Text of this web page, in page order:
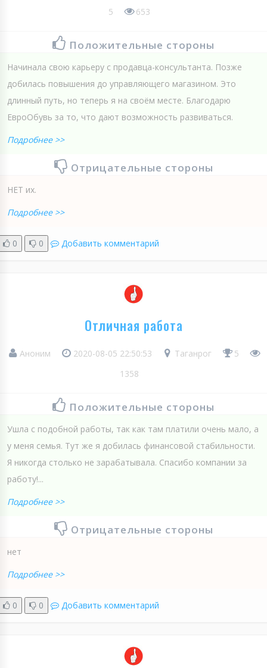
5
653
Положительные стороны
Начинала свою карьеру с продавца-консультанта. Позже
добилась повышения до управляющего магазином. Это
длинный путь, но теперь я на своём месте. Благодарю
ЕвроОбувь за то, что дают возможность развиваться.
Подробнее >>
Отрицательные стороны
НЕТ их.
Подробнее >>
0 0 Добавить комментарий
Отличная работа
Аноним 2020-08-05 22:50:53 Таганрог
5
1358
Положительные стороны
Ушла с подобной работы, так как там платили очень мало, а
у меня семья. Тут же я добилась финансовой стабильности.
Я никогда столько не зарабатывала. Спасибо компании за
работу!...
Подробнее >>
Отрицательные стороны
нет
Подробнее >>
0 0 Добавить комментарий